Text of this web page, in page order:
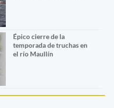
Épico cierre de la
temporada de truchas en
el río Maullín